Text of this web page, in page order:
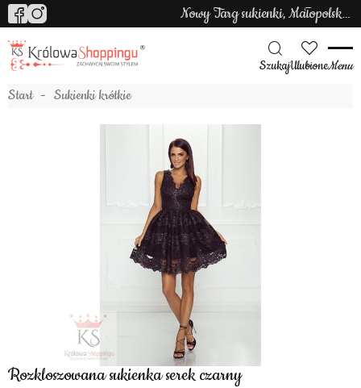
Nowy Targ sukienki, Małopolska sukienki
SzukajUlubioneMenu
Start Sukienki krótkie
Rozkloszowana sukienka serek czarny